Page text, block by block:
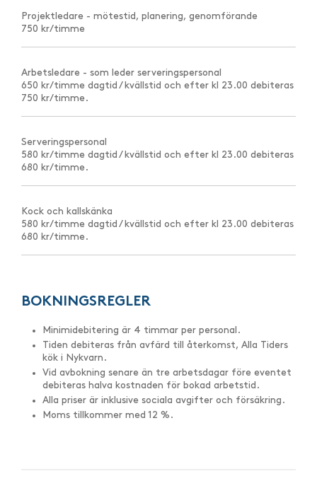
Projektledare - mötestid, planering, genomförande
750 kr/timme
Arbetsledare - som leder serveringspersonal
650 kr/timme dagtid / kvällstid och efter kl 23.00 debiteras
750 kr/timme.
Serveringspersonal
580 kr/timme dagtid / kvällstid och efter kl 23.00 debiteras
680 kr/timme.
Kock och kallskänka
580 kr/timme dagtid / kvällstid och efter kl 23.00 debiteras
680 kr/timme.
BOKNINGSREGLER
Minimidebitering är 4 timmar per personal.
Tiden debiteras från avfärd till återkomst, Alla Tiders
kök i Nykvarn.
Vid avbokning senare än tre arbetsdagar före eventet
debiteras halva kostnaden för bokad arbetstid.
Alla priser är inklusive sociala avgifter och försäkring.
Moms tillkommer med 12 %.